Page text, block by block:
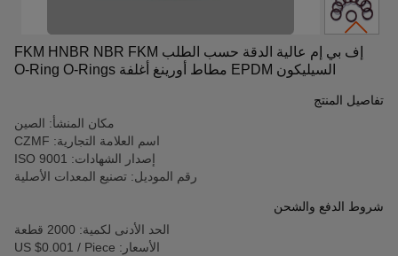
إف بي إم عالية الدقة حسب الطلب FKM HNBR NBR FKM
السيليكون EPDM مطاط أورينغ أغلفة O-Ring O-Rings
تفاصيل المنتج
مكان المنشأ: الصين
اسم العلامة التجارية: CZMF
إصدار الشهادات: ISO 9001
رقم الموديل: تصنيع المعدات الأصلية
شروط الدفع والشحن
الحد الأدنى لكمية: 2000 قطعة
الأسعار: US $0.001 / Piece